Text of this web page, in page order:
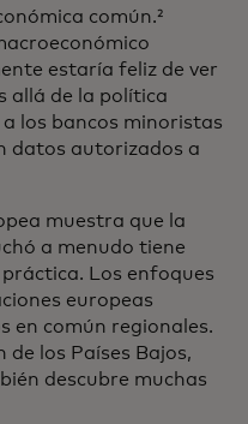
común.²
estaría feliz de ver
allá de la política
los bancos minoristas
datos autorizados a
muestra que la
a menudo tiene
Los enfoques
europeas
en común regionales.
de los Países Bajos,
descubre muchas